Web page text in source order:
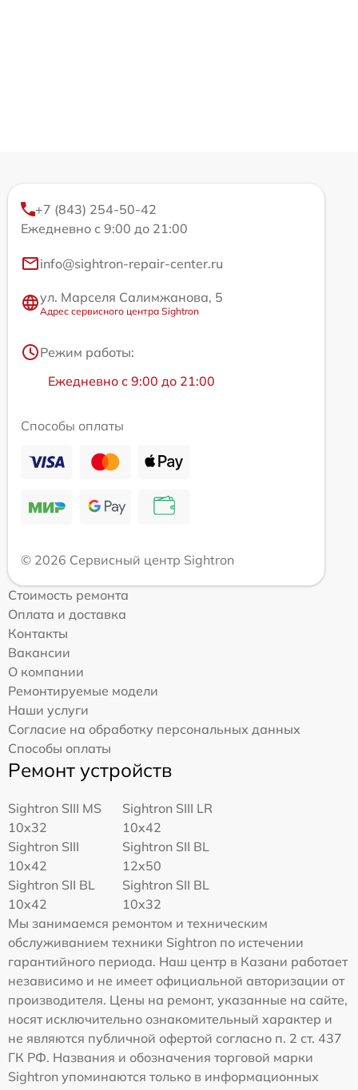
+7 (843) 254-50-42
Ежедневно с 9:00 до 21:00
info@sightron-repair-center.ru
ул. Марселя Салимжанова, 5
Адрес сервисного центра Sightron
Режим работы:
Ежедневно с 9:00 до 21:00
Способы оплаты
© 2026 Сервисный центр Sightron
Стоимость ремонта
Оплата и доставка
Контакты
Вакансии
О компании
Ремонтируемые модели
Наши услуги
Согласие на обработку персональных данных
Способы оплаты
Ремонт устройств
Sightron SIII MS
10x32
Sightron SIII LR
10x42
Sightron SIII
10x42
Sightron SII BL
12x50
Sightron SII BL
10x42
Sightron SII BL
10x32
Мы занимаемся ремонтом и техническим
обслуживанием техники Sightron по истечении
гарантийного периода. Наш центр в Казани работает
независимо и не имеет официальной авторизации от
производителя. Цены на ремонт, указанные на сайте,
носят исключительно ознакомительный характер и
не являются публичной офертой согласно п. 2 ст. 437
ГК РФ. Названия и обозначения торговой марки
Sightron упоминаются только в информационных